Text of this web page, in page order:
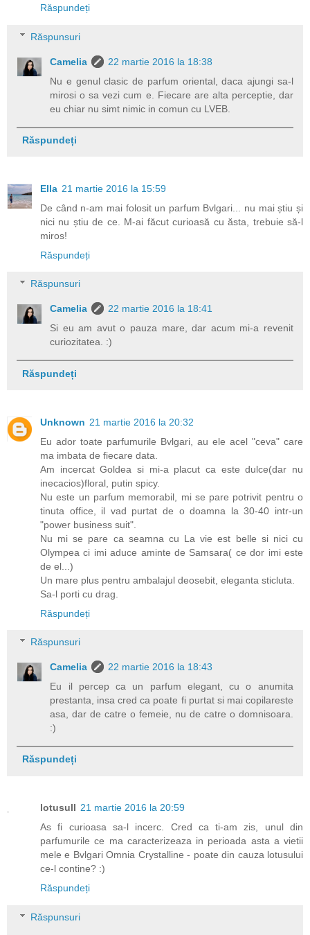
Răspundeți
Răspunsuri
Camelia
22 martie 2016 la 18:38
Nu e genul clasic de parfum oriental, daca ajungi sa-l
mirosi o sa vezi cum e. Fiecare are alta perceptie, dar
eu chiar nu simt nimic in comun cu LVEB.
Răspundeți
Ella 21 martie 2016 la 15:59
De când n-am mai folosit un parfum Bvlgari... nu mai știu și
nici nu știu de ce. M-ai făcut curioasă cu ăsta, trebuie să-l
miros!
Răspundeți
Răspunsuri
Camelia
22 martie 2016 la 18:41
Si eu am avut o pauza mare, dar acum mi-a revenit
curiozitatea. :)
Răspundeți
Unknown 21 martie 2016 la 20:32
Eu ador toate parfumurile Bvlgari, au ele acel "ceva" care
ma imbata de fiecare data.
Am incercat Goldea si mi-a placut ca este dulce(dar nu
inecacios)floral, putin spicy.
Nu este un parfum memorabil, mi se pare potrivit pentru o
tinuta office, il vad purtat de o doamna la 30-40 intr-un
"power business suit".
Nu mi se pare ca seamna cu La vie est belle si nici cu
Olympea ci imi aduce aminte de Samsara( ce dor imi este
de el...)
Un mare plus pentru ambalajul deosebit, eleganta sticluta.
Sa-l porti cu drag.
Răspundeți
Răspunsuri
Camelia
22 martie 2016 la 18:43
Eu il percep ca un parfum elegant, cu o anumita
prestanta, insa cred ca poate fi purtat si mai copilareste
asa, dar de catre o femeie, nu de catre o domnisoara.
:)
Răspundeți
lotusull 21 martie 2016 la 20:59
As fi curioasa sa-l incerc. Cred ca ti-am zis, unul din
parfumurile ce ma caracterizeaza in perioada asta a vietii
mele e Bvlgari Omnia Crystalline - poate din cauza lotusului
ce-l contine? :)
Răspundeți
Răspunsuri